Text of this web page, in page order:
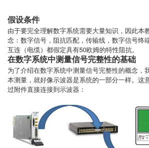
假设条件
由于要完全理解数字系统需要大量知识，因此本
念：数字信号，阻抗匹配，传输线，数字信号终
互连（电缆）都假定具有50欧姆的特性阻抗。
在数字系统中测量信号完整性的基础
为了介绍在数字系统中测量信号完整性的概念，
本测量，就好像示波器是系统的一部分一样。这
过附件直接连接到示波器：